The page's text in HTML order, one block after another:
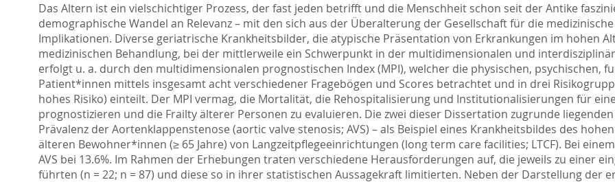
Das Altern ist ein vielschichtiger Prozess, der fast jeden betrifft und die Menschheit schon seit der Antike
demographische Wandel an Relevanz – mit den sich aus der Überalterung der Gesellschaft für die
Implikationen. Diverse geriatrische Krankheitsbilder, die atypische Präsentation von Erkrankungen im hohen
medizinischen Behandlung, bei der mittlerweile ein Schwerpunkt in der multidimensionalen und
erfolgt u. a. durch den multidimensionalen prognostischen Index (MPI), welcher die physischen, psychischen,
Patient*innen mittels insgesamt acht verschiedener Fragebögen und Scores betrachtet und in drei
hohes Risiko) einteilt. Der MPI vermag, die Mortalität, die Rehospitalisierung und Institutionalisierungen für
prognostizieren und die Frailty älterer Personen zu evaluieren. Die zwei dieser Dissertation zugrunde
Prävalenz der Aortenklappenstenose (aortic valve stenosis; AVS) – als Beispiel eines Krankheitsbildes des
älteren Bewohner*innen (≥ 65 Jahre) von Langzeitpflegeeinrichtungen (long term care facilities; LTCF). Bei
AVS bei 13.6%. Im Rahmen der Erhebungen traten verschiedene Herausforderungen auf, die jeweils zu einer
führten (n = 22; n = 87) und diese so in ihrer statistischen Aussagekraft limitierten. Neben der Darstellung der